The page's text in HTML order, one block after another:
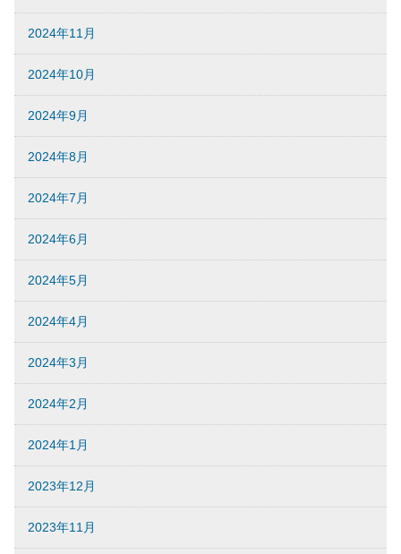
2024年11月
2024年10月
2024年9月
2024年8月
2024年7月
2024年6月
2024年5月
2024年4月
2024年3月
2024年2月
2024年1月
2023年12月
2023年11月